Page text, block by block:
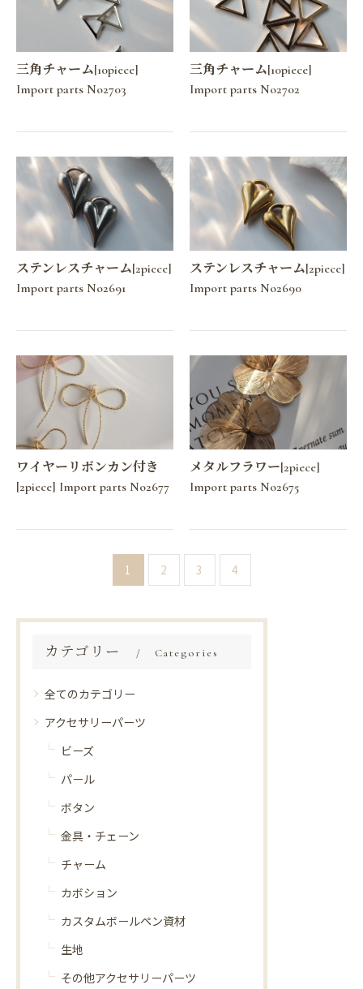
三角チャーム[10piece]
Import parts No2703
三角チャーム[10piece]
Import parts No2702
ステンレスチャーム[2piece]
Import parts No2691
ステンレスチャーム[2piece]
Import parts No2690
ワイヤーリボンカン付き
[2piece] Import parts No2677
メタルフラワー[2piece]
Import parts No2675
1 2 3 4
カテゴリー Categories
全てのカテゴリー
アクセサリーパーツ
ビーズ
パール
ボタン
金具・チェーン
チャーム
カボション
カスタムボールペン資材
生地
その他アクセサリーパーツ